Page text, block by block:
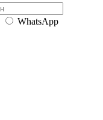
WhatsApp